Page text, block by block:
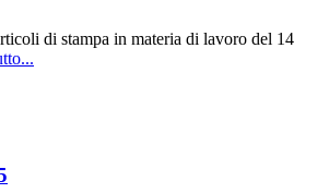
di stampa in materia di lavoro del 14